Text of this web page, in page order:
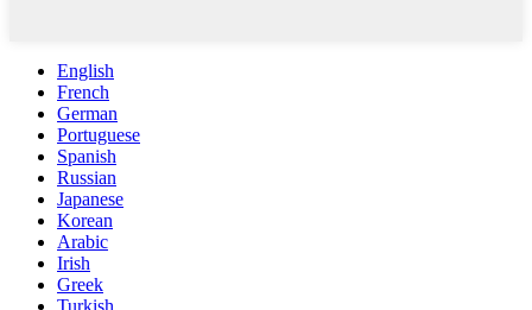
English
French
German
Portuguese
Spanish
Russian
Japanese
Korean
Arabic
Irish
Greek
Turkish